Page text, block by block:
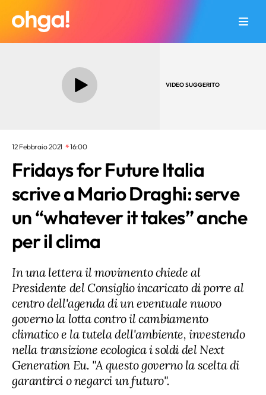
VIDEO SUGGERITO
12 Febbraio 2021 16:00
Fridays for Future Italia
scrive a Mario Draghi: serve
un “whatever it takes” anche
per il clima
In una lettera il movimento chiede al
Presidente del Consiglio incaricato di porre al
centro dell'agenda di un eventuale nuovo
governo la lotta contro il cambiamento
climatico e la tutela dell'ambiente, investendo
nella transizione ecologica i soldi del Next
Generation Eu. "A questo governo la scelta di
garantirci o negarci un futuro".